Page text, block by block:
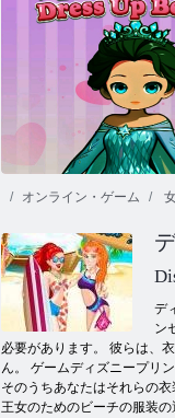
フライデー・ナイト・フ
ィズニー・クラ
プリンセスドールドレ
オンライン・ゲーム
デ
ン
必要があります。 彼らは、
ん。 ゲームディズニープリ
そのうちあなたはそれらの
王女のためのビーチの服装